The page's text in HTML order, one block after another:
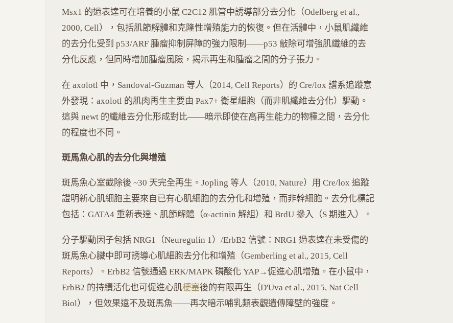
Msx1 的過表達可在培養的小鼠 C2C12 肌管中誘導部分去分化（Odelberg et al.,
2000, Cell），包括肌節解體和克隆性增殖能力的恢復。但在活體中，小鼠肌纖維
的去分化受到 p53/ARF 腫瘤抑制屏障的強力限制——p53 敲除可增強肌纖維的去
分化反應，但同時增加腫瘤風險，揭示再生和腫瘤之間的分子張力。
在 axolotl 中，Sandoval-Guzman 等人（2014, Cell Reports）的 Cre/lox 譜系追蹤意
外發現：axolotl 的肌肉再生主要由 Pax7+ 衛星細胞（而非肌纖維去分化）驅動。
這與 newt 的纖維去分化形成對比——暗示即使在高再生能力的物種之間，去分化
的程度也不同。
斑馬魚心肌的去分化與增殖
斑馬魚心室截除後 ~30 天完全再生。Jopling 等人（2010, Nature）用 Cre/lox 追蹤
證明新心肌細胞主要來自已有心肌細胞的去分化和增殖，而非幹細胞。去分化標記
包括：GATA4 重新表達、肌節解體（α-actinin 解組）和 BrdU 摻入（S 期進入）。
分子驅動因子包括 NRG1（Neuregulin 1）/ErbB2 信號：NRG1 過表達在未受傷的
斑馬魚心臟中即可誘導心肌細胞去分化和增殖（Gemberling et al., 2015, Cell
Reports）。ErbB2 信號通過 ERK/MAPK 磷酸化 YAP→促進心肌增殖。在小鼠中，
ErbB2 的持續活化也可促進心肌梗塞後的有限再生（D'Uva et al., 2015, Nat Cell
Biol），但效果遠不及斑馬魚——再次暗示哺乳類表觀遺傳障壁的強度。